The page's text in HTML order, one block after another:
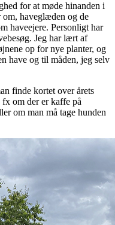
for at møde hinanden i
om, haveglæden og de
haveejere. Personligt har
Jeg har lært af
op for nye planter, og
have og til måden, jeg selv
finde kortet over årets
om der er kaffe på
om man må tage hunden